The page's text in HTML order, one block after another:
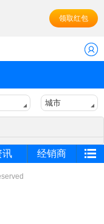
领取红包
城市
讯 经销商